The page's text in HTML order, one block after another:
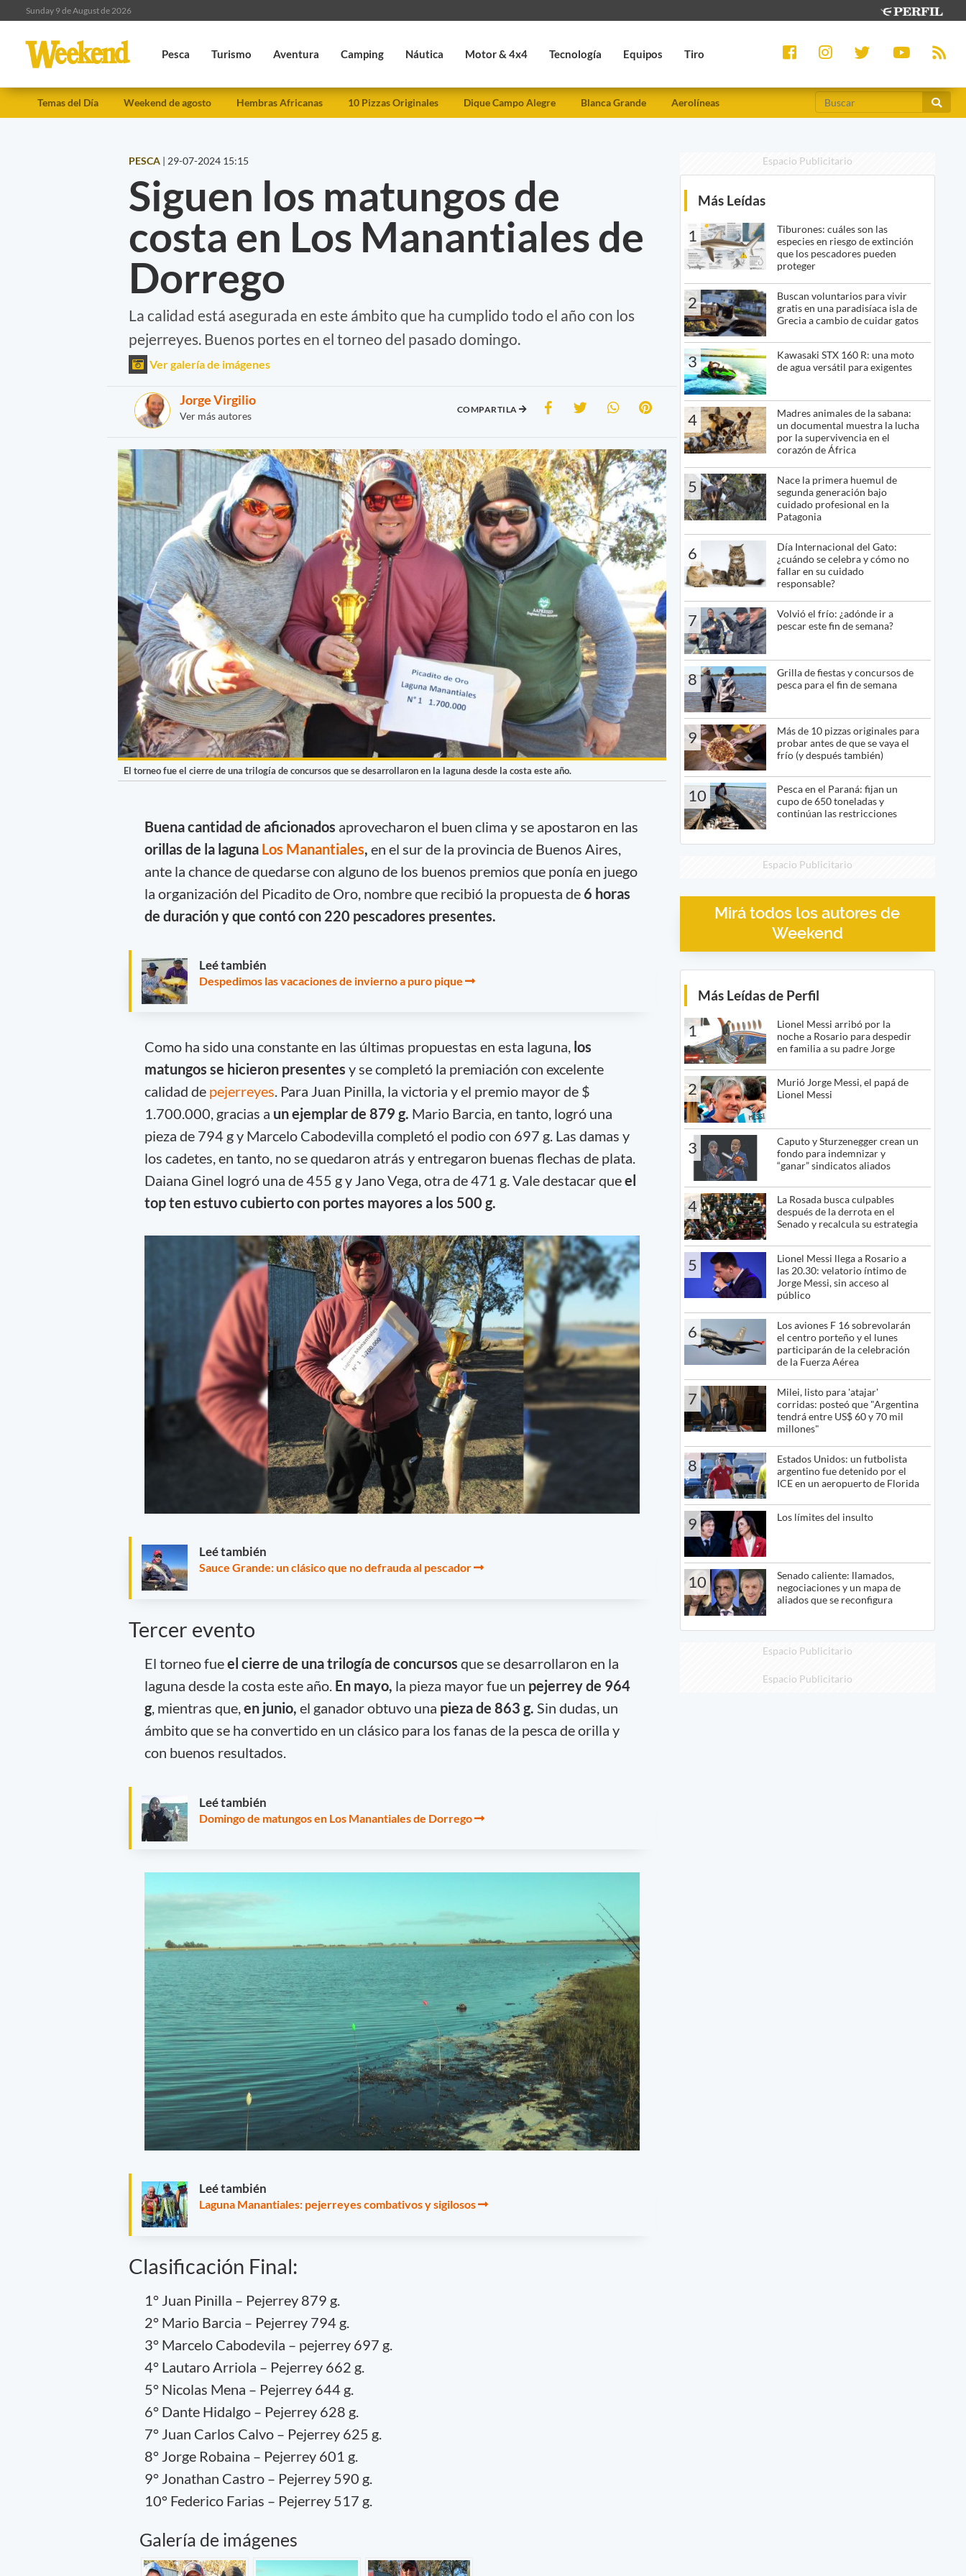
Sunday 9 de August de 2026
Pesca Turismo Aventura Camping Náutica Motor & 4x4 Tecnología Equipos Tiro
Temas del Día Weekend de agosto Hembras Africanas 10 Pizzas Originales Dique Campo Alegre Blanca Grande Aerolíneas
PESCA | 29-07-2024 15:15
Siguen los matungos de
costa en Los Manantiales de
Dorrego
La calidad está asegurada en este ámbito que ha cumplido todo el año con los
pejerreyes. Buenos portes en el torneo del pasado domingo.
Ver galería de imágenes
Jorge Virgilio
Ver más autores
COMPARTILA
El torneo fue el cierre de una trilogía de concursos que se desarrollaron en la laguna desde la costa este año.
Buena cantidad de aficionados aprovecharon el buen clima y se apostaron en las
orillas de la laguna Los Manantiales, en el sur de la provincia de Buenos Aires,
ante la chance de quedarse con alguno de los buenos premios que ponía en juego
la organización del Picadito de Oro, nombre que recibió la propuesta de6 horas
de duración y que contó con 220 pescadores presentes.
Leé también
Despedimos las vacaciones de invierno a puro pique
Como ha sido una constante en las últimas propuestas en esta laguna, los
matungos se hicieron presentes y se completó la premiación con excelente
calidad de pejerreyes . Para Juan Pinilla, la victoria y el premio mayor de $
1.700.000, gracias a un ejemplar de 879 g. Mario Barcia, en tanto, logró una
pieza de 794 g y Marcelo Cabodevilla completó el podio con 697 g. Las damas y
los cadetes, en tanto, no se quedaron atrás y entregaron buenas flechas de plata.
Daiana Ginel logró una de 455 g y Jano Vega, otra de 471 g. Vale destacar queel
top ten estuvo cubierto con portes mayores a los 500 g.
Leé también
Sauce Grande: un clásico que no defrauda al pescador
Tercer evento
El torneo fueel cierre de una trilogía de concursos que se desarrollaron en la
laguna desde la costa este año.En mayo, la pieza mayor fue un pejerrey de 964
g, mientras que,en junio, el ganador obtuvo una pieza de 863 g. Sin dudas, un
ámbito que se ha convertido en un clásico para los fanas de la pesca de orilla y
con buenos resultados.
Leé también
Domingo de matungos en Los Manantiales de Dorrego
Leé también
Laguna Manantiales: pejerreyes combativos y sigilosos
Clasificación Final:
1° Juan Pinilla – Pejerrey 879 g.
2° Mario Barcia – Pejerrey 794 g.
3° Marcelo Cabodevila – pejerrey 697 g.
4° Lautaro Arriola – Pejerrey 662 g.
5° Nicolas Mena – Pejerrey 644 g.
6° Dante Hidalgo – Pejerrey 628 g.
7° Juan Carlos Calvo – Pejerrey 625 g.
8° Jorge Robaina – Pejerrey 601 g.
9° Jonathan Castro – Pejerrey 590 g.
10° Federico Farias – Pejerrey 517 g.
Galería de imágenes
Espacio Publicitario
Más Leídas
1
Tiburones: cuáles son las
especies en riesgo de extinción
que los pescadores pueden
proteger
2
Buscan voluntarios para vivir
gratis en una paradisíaca isla de
Grecia a cambio de cuidar gatos
3
Kawasaki STX 160 R: una moto
de agua versátil para exigentes
4
Madres animales de la sabana:
un documental muestra la lucha
por la supervivencia en el
corazón de África
5
Nace la primera huemul de
segunda generación bajo
cuidado profesional en la
Patagonia
6
Día Internacional del Gato:
¿cuándo se celebra y cómo no
fallar en su cuidado
responsable?
7
Volvió el frío: ¿adónde ir a
pescar este fin de semana?
8
Grilla de fiestas y concursos de
pesca para el fin de semana
9
Más de 10 pizzas originales para
probar antes de que se vaya el
frío (y después también)
10
Pesca en el Paraná: fijan un
cupo de 650 toneladas y
continúan las restricciones
Espacio Publicitario
Mirá todos los autores de
Weekend
Más Leídas de Perfil
1
Lionel Messi arribó por la
noche a Rosario para despedir
en familia a su padre Jorge
2
Murió Jorge Messi, el papá de
Lionel Messi
3
Caputo y Sturzenegger crean un
fondo para indemnizar y
“ganar” sindicatos aliados
4
La Rosada busca culpables
después de la derrota en el
Senado y recalcula su estrategia
5
Lionel Messi llega a Rosario a
las 20.30: velatorio íntimo de
Jorge Messi, sin acceso al
público
6
Los aviones F 16 sobrevolarán
el centro porteño y el lunes
participarán de la celebración
de la Fuerza Aérea
7
Milei, listo para 'atajar'
corridas: posteó que "Argentina
tendrá entre US$ 60 y 70 mil
millones"
8
Estados Unidos: un futbolista
argentino fue detenido por el
ICE en un aeropuerto de Florida
9 Los límites del insulto
10
Senado caliente: llamados,
negociaciones y un mapa de
aliados que se reconfigura
Espacio Publicitario
Espacio Publicitario